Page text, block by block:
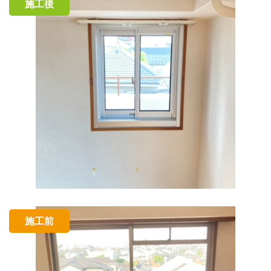
施工後
施工前